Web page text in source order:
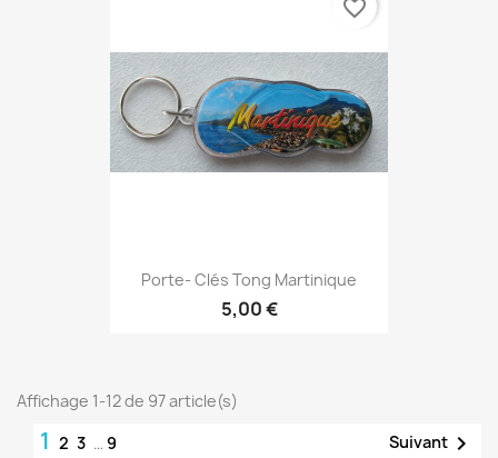
Porte- Clés Tong Martinique
5,00 €
favorite_border
Affichage 1-12 de 97 article(s)
1 2 3 … 9 Suivant 